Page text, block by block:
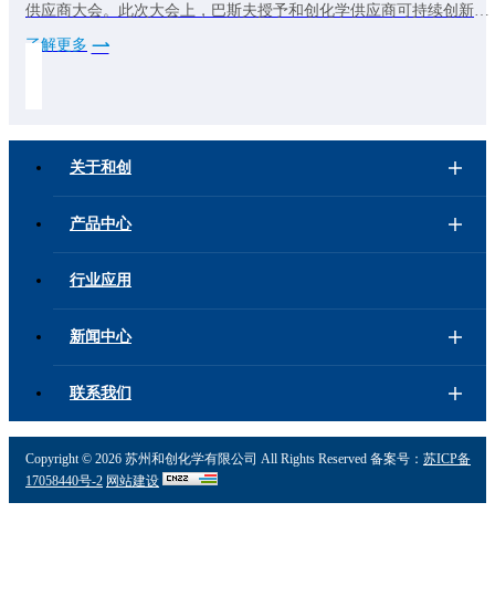
供应商大会。此次大会上，巴斯夫授予和创化学供应商可持续创新先
锋奖。这代表和创化学在可持续发展方面做出的不断努力得到了客户
了解更多
关于和创
产品中心
行业应用
新闻中心
联系我们
Copyright © 2026 苏州和创化学有限公司 All Rights Reserved 备案号： 苏ICP备
17058440号-2 网站建设